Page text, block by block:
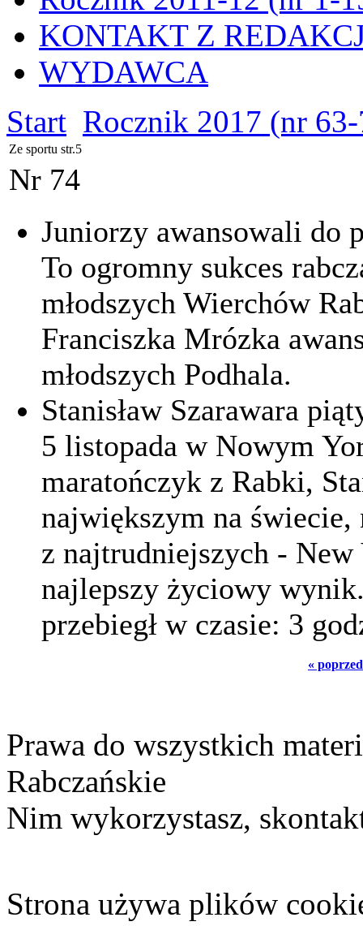
KONTAKT Z
WYDAWCA
Start Rocznik 2017 (nr
Ze sportu str.5
Nr 74
Juniorzy awansowali do
To ogromny sukces
młodszych Wierchów
Franciszka Mrózka
młodszych Podhala.
Stanisław Szarawara
5 listopada w Nowym
maratończyk z Rabki,
największym na
z najtrudniejszych -
najlepszy życiowy
przebiegł w czasie: 3
«
Prawa do wszystkich
Rabczańskie
Nim wykorzystasz,
Strona używa plików